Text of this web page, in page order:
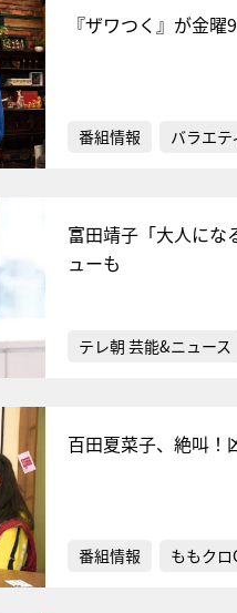
『ザワつく』が金
番組情報 バラエテ
富田靖子「大人にな
ューも
テレ朝 芸能&ニュース
百田夏菜子、絶叫！
番組情報 ももク